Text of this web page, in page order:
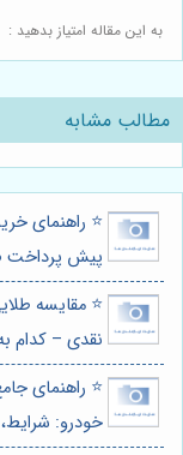
به این مقاله امتیاز بدهید :
مطالب مشابه
⭐️ راهنمای
پیش پرداخت
⭐️ مقایسه
نقدی – کدام
⭐️ راهنمای
خودرو: